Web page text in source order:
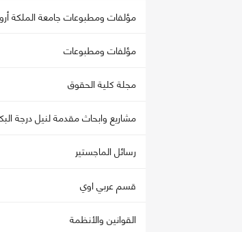
مؤلفات ومطبوعات جامعة الملكة
مؤلفات ومطبوعات
مجلة كلية الحقوق
مشاريع وابحاث مقدمة لنيل درجة
رسائل الماجستير
قسم عربي اوي
القوانين والأنظمة